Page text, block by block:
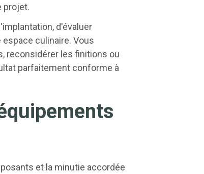
projet.
d'évaluer
culinaire. Vous
reconsidérer les finitions ou
parfaitement conforme à
et la minutie accordée